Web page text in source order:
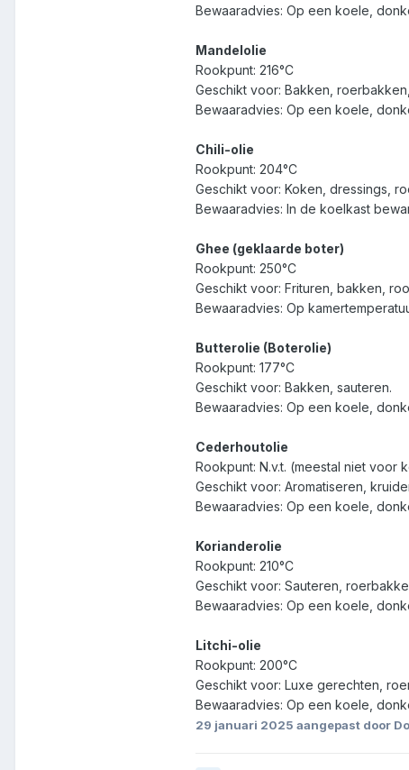
Bewaaradvies: Op een koele,
Mandelolie
Rookpunt: 216°C
Geschikt voor: Bakken,
Bewaaradvies: Op een koele,
Chili-olie
Rookpunt: 204°C
Geschikt voor: Koken, dressings,
Bewaaradvies: In de koelkast
Ghee (geklaarde boter)
Rookpunt: 250°C
Geschikt voor: Frituren, bakken,
Bewaaradvies: Op
Butterolie (Boterolie)
Rookpunt: 177°C
Geschikt voor: Bakken, sauteren.
Bewaaradvies: Op een koele,
Cederhoutolie
Rookpunt: N.v.t. (meestal niet voor
Geschikt voor: Aromatiseren,
Bewaaradvies: Op een koele,
Korianderolie
Rookpunt: 210°C
Geschikt voor: Sauteren,
Bewaaradvies: Op een koele,
Litchi-olie
Rookpunt: 200°C
Geschikt voor: Luxe gerechten,
Bewaaradvies: Op een koele,
29 januari 2025 aangepast door